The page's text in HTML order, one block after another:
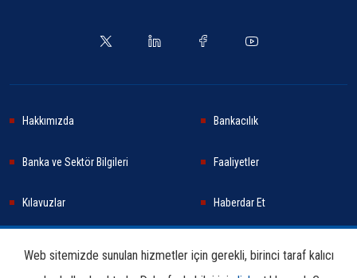
Hakkımızda Bankacılık
Banka ve Sektör Bilgileri Faaliyetler
Kılavuzlar Haberdar Et
Web sitemizde sunulan hizmetler için gerekli, birinci taraf kalıcı